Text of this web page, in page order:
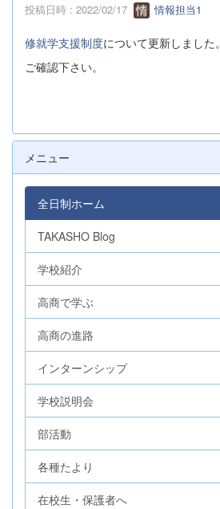
投稿日時 : 2022/02/17 情報担当1
修就学支援制度について更新しました。
ご確認下さい。
メニュー
全日制ホーム
TAKASHO Blog
学校紹介
高商で学ぶ
高商の進路
インターンシップ
学校説明会
部活動
各種たより
在校生・保護者へ